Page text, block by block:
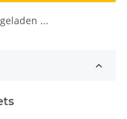
...